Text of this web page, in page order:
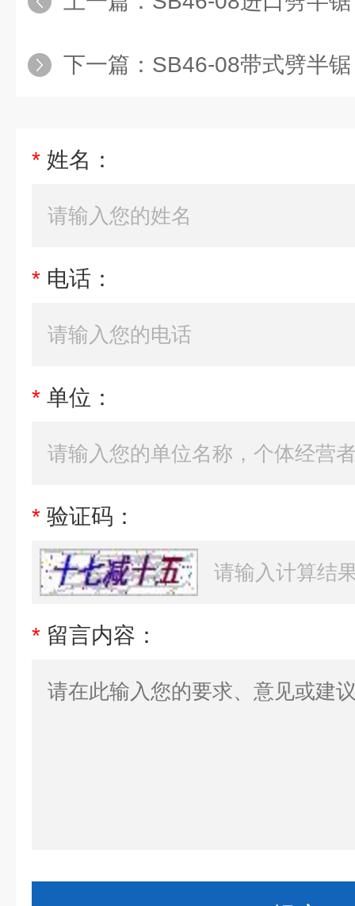
下一篇： SB46-08带式劈半锯
* 姓名：
* 电话：
* 单位：
* 验证码：
* 留言内容：